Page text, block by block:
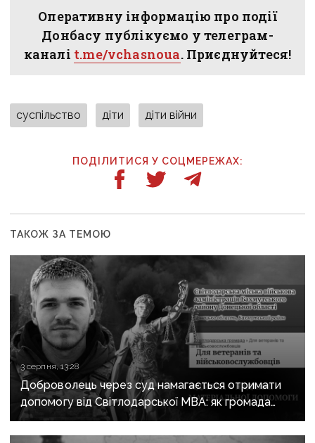
Оперативну інформацію про події
Донбасу публікуємо у телеграм-
каналі t.me/vchasnoua. Приєднуйтеся!
суспільство діти діти війни
ПОДІЛИТИСЯ У СОЦМЕРЕЖАХ:
ТАКОЖ ЗА ТЕМОЮ
3 серпня, 13:28
Доброволець через суд намагається отримати
допомогу від Світлодарської МВА: як громада
руйнує довіру до влади